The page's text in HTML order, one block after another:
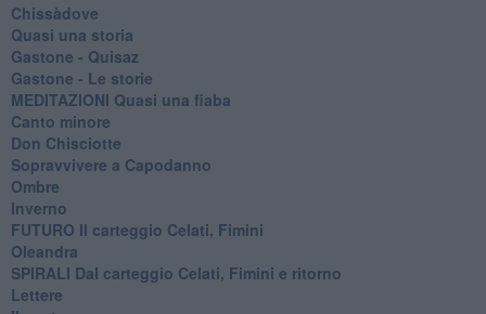
Chissàdove
Quasi una storia
Gastone - Quisaz
Gastone - Le storie
MEDITAZIONI Quasi una fiaba
Canto minore
Don Chisciotte
Sopravvivere a Capodanno
Ombre
Inverno
FUTURO Il carteggio Celati, Fimini
Oleandra
SPIRALI Dal carteggio Celati, Fimini e ritorno
Lettere